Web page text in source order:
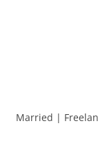
Married |